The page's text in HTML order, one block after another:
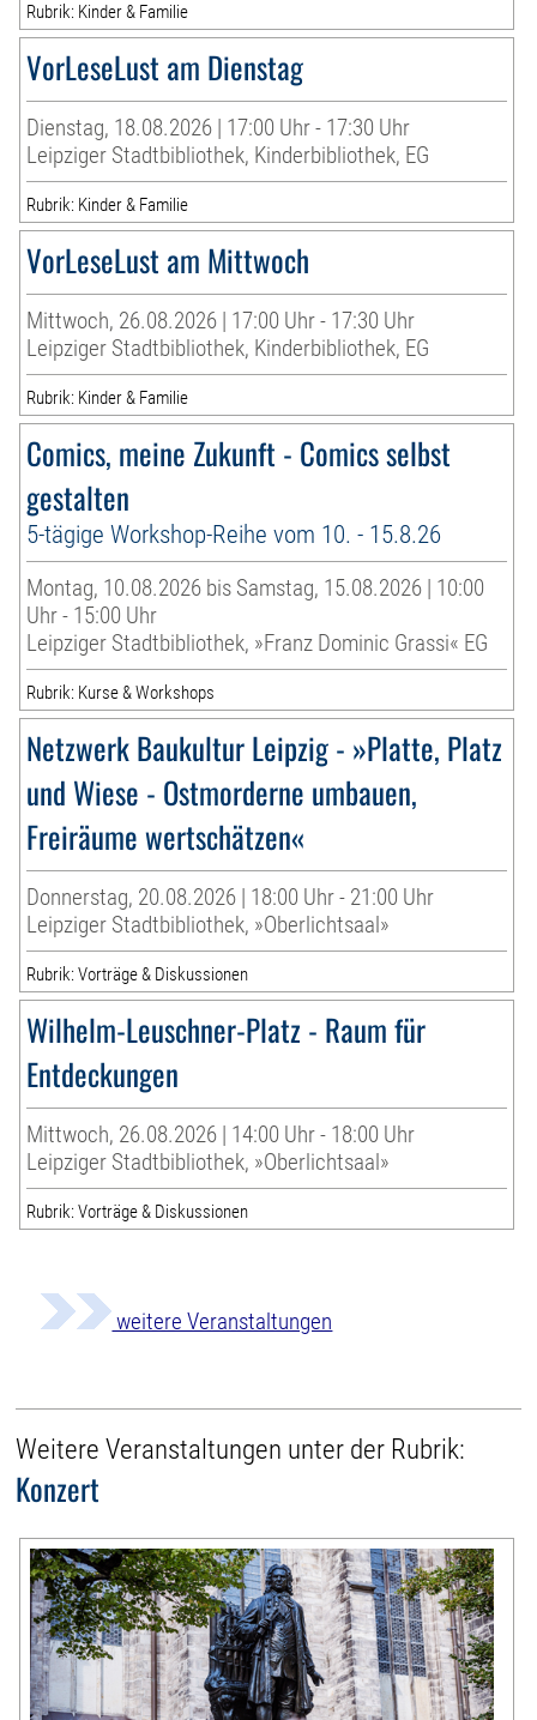
Rubrik: Kinder & Familie
VorLeseLust am Dienstag
Dienstag, 18.08.2026 | 17:00 Uhr - 17:30 Uhr
Leipziger Stadtbibliothek, Kinderbibliothek, EG
Rubrik: Kinder & Familie
VorLeseLust am Mittwoch
Mittwoch, 26.08.2026 | 17:00 Uhr - 17:30 Uhr
Leipziger Stadtbibliothek, Kinderbibliothek, EG
Rubrik: Kinder & Familie
Comics, meine Zukunft - Comics selbst
gestalten
5-tägige Workshop-Reihe vom 10. - 15.8.26
Montag, 10.08.2026 bis Samstag, 15.08.2026 | 10:00
Uhr - 15:00 Uhr
Leipziger Stadtbibliothek, »Franz Dominic Grassi« EG
Rubrik: Kurse & Workshops
Netzwerk Baukultur Leipzig - »Platte, Platz
und Wiese - Ostmorderne umbauen,
Freiräume wertschätzen«
Donnerstag, 20.08.2026 | 18:00 Uhr - 21:00 Uhr
Leipziger Stadtbibliothek, »Oberlichtsaal»
Rubrik: Vorträge & Diskussionen
Wilhelm-Leuschner-Platz - Raum für
Entdeckungen
Mittwoch, 26.08.2026 | 14:00 Uhr - 18:00 Uhr
Leipziger Stadtbibliothek, »Oberlichtsaal»
Rubrik: Vorträge & Diskussionen
weitere Veranstaltungen
Weitere Veranstaltungen unter der Rubrik:
Konzert